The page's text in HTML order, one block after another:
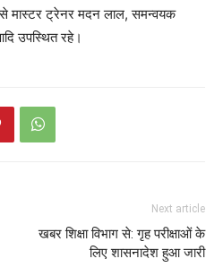
ट्रेनर मदन लाल, समन्वयक
उपस्थित रहे।
Next article
खबर शिक्षा विभाग से: गृह परीक्षाओं के
लिए शासनादेश हुआ जारी